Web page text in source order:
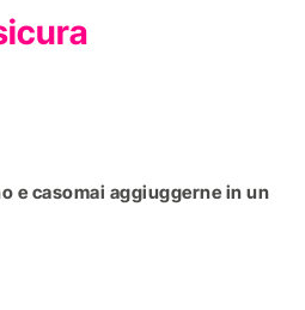
e casomai aggiuggerne in un